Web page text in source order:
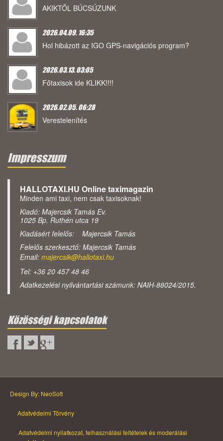
AKIKTŐL BÚCSÚZUNK
2026.04.09. 16:35
Hol hibázott az IGO GPS-navigációs program?
2026.03.13. 03:05
Főtaxisok ide KLIKK!!!!
2026.02.05. 06:28
Verestelenítés
Impresszum
HALLOTAXI.HU Online taximagazin
Minden ami taxi, nem csak taxisoknak!
Kiadó: Majercsik Tamás Ev.
1025 Bp. Ruthén utca 19
Kiadásért felelős: Majercsik Tamás
Felelős szerkesztő: Majercsik Tamás
Email: majercsik@hallotaxi.hu
Tel: +36 20 457 48 46
Adatkezelési nyilvántartási számunk: NAIH-88024/2015.
Közösségi kapcsolatok
Design By: NeoSoft
Adatvédelmi Törvény
Adatvédelmi nyilatkozat, felhasználási feltételek és moderálási